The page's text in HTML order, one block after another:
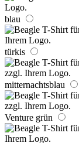
blau
türkis
mitternachtsblau
Venture grün